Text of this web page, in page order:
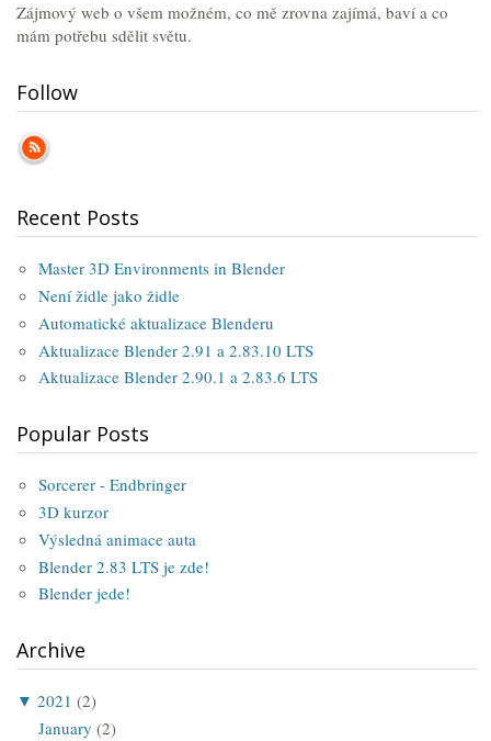
Zájmový web o všem možném, co mě zrovna zajímá, baví a co
mám potřebu sdělit světu.
Follow
Recent Posts
Master 3D Environments in Blender
Není židle jako židle
Automatické aktualizace Blenderu
Aktualizace Blender 2.91 a 2.83.10 LTS
Aktualizace Blender 2.90.1 a 2.83.6 LTS
Popular Posts
Sorcerer - Endbringer
3D kurzor
Výsledná animace auta
Blender 2.83 LTS je zde!
Blender jede!
Archive
▼ 2021 (2)
January (2)